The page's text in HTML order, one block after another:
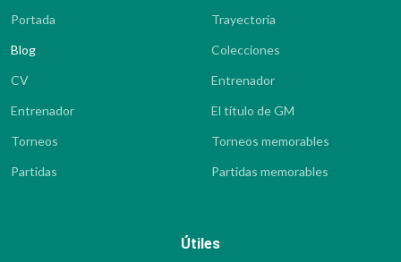
Portada
Blog
CV
Entrenador
Torneos
Partidas
Trayectoria
Colecciones
Entrenador
El título de GM
Torneos memorables
Partidas memorables
Útiles